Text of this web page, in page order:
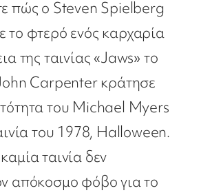
πώς ο Steven Spielberg
το φτερό ενός καρχαρία
της ταινίας «Jaws» το
Carpenter κράτησε
του Michael Myers
του 1978, Halloween.
ταινία δεν
απόκοσμο φόβο για το